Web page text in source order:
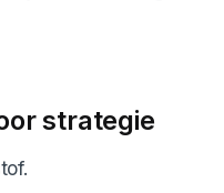
strategie